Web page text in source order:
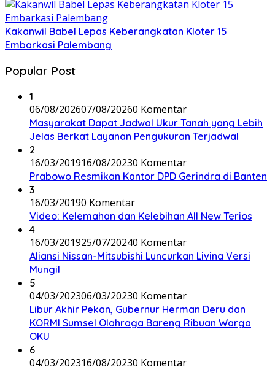
Kakanwil Babel Lepas Keberangkatan Kloter 15
Embarkasi Palembang
Popular Post
1
06/08/202607/08/20260 Komentar
Masyarakat Dapat Jadwal Ukur Tanah yang Lebih
Jelas Berkat Layanan Pengukuran Terjadwal
2
16/03/201916/08/20230 Komentar
Prabowo Resmikan Kantor DPD Gerindra di Banten
3
16/03/20190 Komentar
Video: Kelemahan dan Kelebihan All New Terios
4
16/03/201925/07/20240 Komentar
Aliansi Nissan-Mitsubishi Luncurkan Livina Versi
Mungil
5
04/03/202306/03/20230 Komentar
Libur Akhir Pekan, Gubernur Herman Deru dan
KORMI Sumsel Olahraga Bareng Ribuan Warga
OKU
6
04/03/202316/08/20230 Komentar